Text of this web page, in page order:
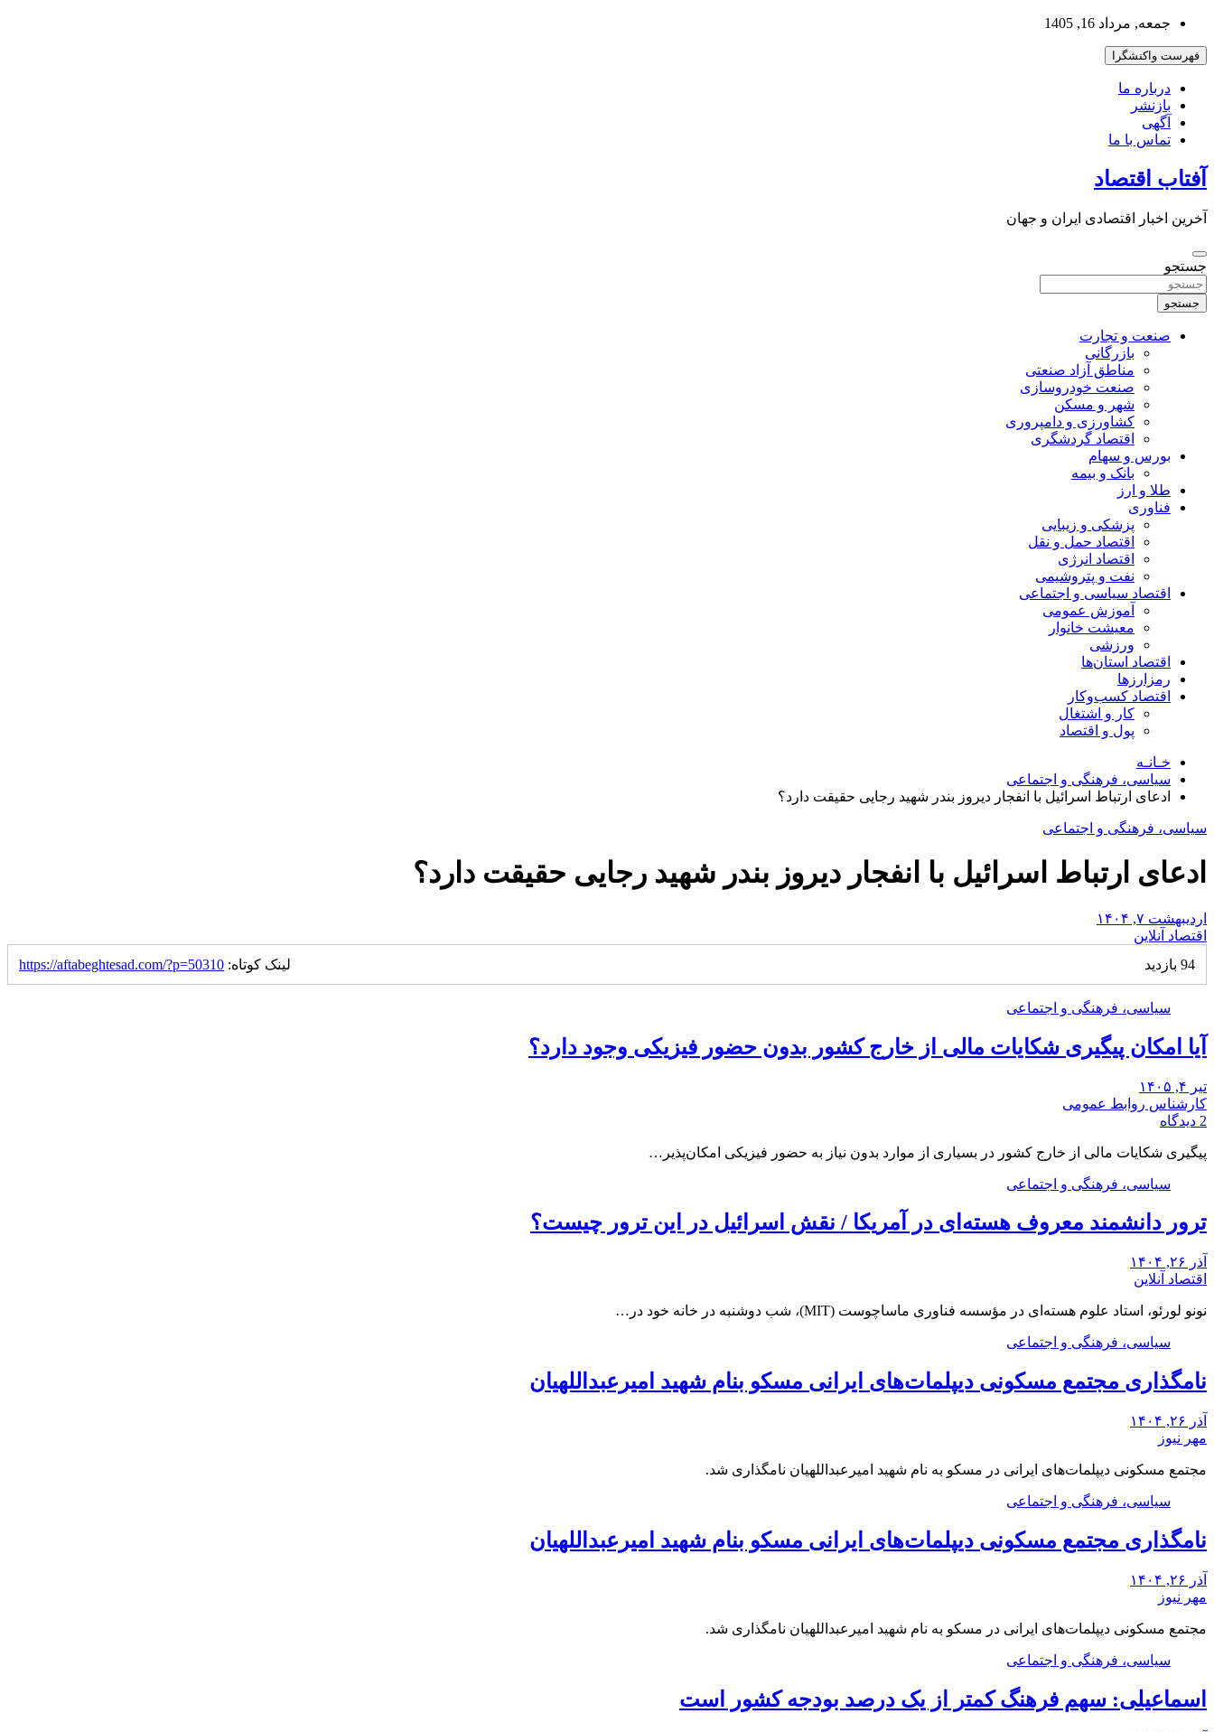
بروید
جمعه, مرداد 16, 1405
فهرست واکنشگرا
درباره ما
بازنشر
آگهی
تماس با ما
آفتاب اقتصاد
آخرین اخبار اقتصادی ایران و جهان
جستجو
جستجو
صنعت و تجارت
بازرگانی
مناطق آزاد صنعتی
صنعت خودروسازی
شهر و مسکن
کشاورزی و دامپروری
اقتصاد گردشگری
بورس و سهام
بانک و بیمه
طلا و ارز
فناوری
پزشکی و زیبایی
اقتصاد حمل و نقل
اقتصاد انرژی
نفت و پتروشیمی
اقتصاد سیاسی و اجتماعی
آموزش عمومی
معیشت خانوار
ورزشی
اقتصاد استان‌ها
رمزارزها
اقتصاد کسب‌و‌کار
کار و اشتغال
پول و اقتصاد
خـانـه
سیاسی، فرهنگی و اجتماعی
ادعای ارتباط اسرائیل با انفجار دیروز بندر شهید رجایی حقیقت دارد؟
سیاسی، فرهنگی و اجتماعی
ادعای ارتباط اسرائیل با انفجار دیروز بندر شهید رجایی حقیقت دارد؟
اردیبهشت ۷, ۱۴۰۴
اقتصاد آنلاین
94 بازدید
لینک کوتاه: https://aftabeghtesad.com/?p=50310
سیاسی، فرهنگی و اجتماعی
آیا امکان پیگیری شکایات مالی از خارج کشور بدون حضور فیزیکی وجود دارد؟
تیر ۴, ۱۴۰۵
کارشناس روابط عمومی
2 دیدگاه
پیگیری شکایات مالی از خارج کشور در بسیاری از موارد بدون نیاز به حضور فیزیکی امکان‌پذیر…
سیاسی، فرهنگی و اجتماعی
ترور دانشمند معروف هسته‌ای در آمریکا / نقش اسرائیل در این ترور چیست؟
آذر ۲۶, ۱۴۰۴
اقتصاد آنلاین
نونو لورئو، استاد علوم هسته‌ای در مؤسسه فناوری ماساچوست (MIT)، شب دوشنبه در خانه خود در…
سیاسی، فرهنگی و اجتماعی
نامگذاری مجتمع مسکونی دیپلمات‌های ایرانی مسکو بنام شهید امیرعبداللهیان
آذر ۲۶, ۱۴۰۴
مهر نیوز
مجتمع مسکونی دیپلمات‌های ایرانی در مسکو به نام شهید امیرعبداللهیان نامگذاری شد.
سیاسی، فرهنگی و اجتماعی
نامگذاری مجتمع مسکونی دیپلمات‌های ایرانی مسکو بنام شهید امیرعبداللهیان
آذر ۲۶, ۱۴۰۴
مهر نیوز
مجتمع مسکونی دیپلمات‌های ایرانی در مسکو به نام شهید امیرعبداللهیان نامگذاری شد.
سیاسی، فرهنگی و اجتماعی
اسماعیلی: سهم فرهنگ کمتر از یک درصد بودجه کشور است